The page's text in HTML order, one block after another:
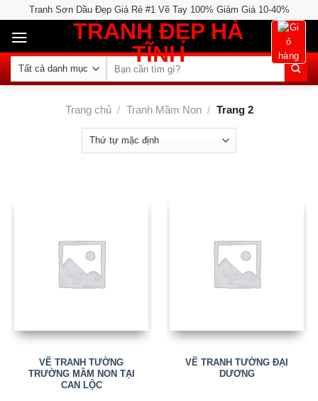
to
content
Tranh Sơn Dầu Đẹp Giá Rẻ #1 Vẽ Tay 100% Giảm Giá 10-40%
TRANH ĐẸP HÀ
TĨNH
kiếm:
Trang chủ / Tranh Mầm Non / Trang 2
VẼ TRANH TƯỜNG
TRƯỜNG MẦM NON TẠI
CAN LỘC
VẼ TRANH TƯỜNG ĐẠI
DƯƠNG